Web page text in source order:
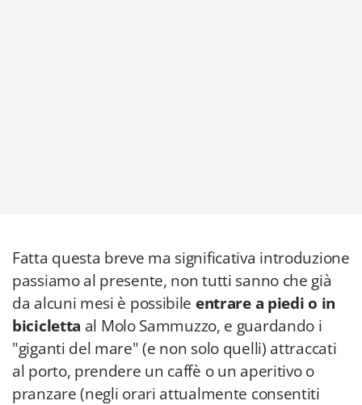
Fatta questa breve ma significativa introduzione
passiamo al presente, non tutti sanno che già
da alcuni mesi è possibile entrare a piedi o in
bicicletta al Molo Sammuzzo, e guardando i
"giganti del mare" (e non solo quelli) attraccati
al porto, prendere un caffè o un aperitivo o
pranzare (negli orari attualmente consentiti